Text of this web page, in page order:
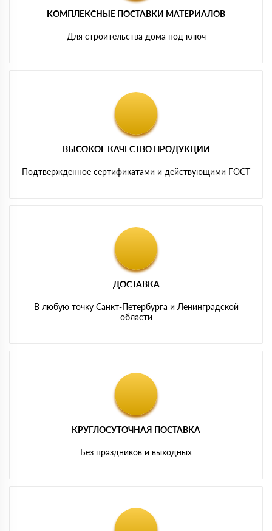
КОМПЛЕКСНЫЕ ПОСТАВКИ МАТЕРИАЛОВ
Для строительства дома под ключ
ВЫСОКОЕ КАЧЕСТВО ПРОДУКЦИИ
Подтвержденное сертификатами и действующими ГОСТ
ДОСТАВКА
В любую точку Санкт-Петербурга и Ленинградской
области
КРУГЛОСУТОЧНАЯ ПОСТАВКА
Без праздников и выходных